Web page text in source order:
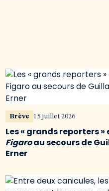
Brève 15 juillet 2026
Les « grands reporters »
Figaroau secours de
Erner